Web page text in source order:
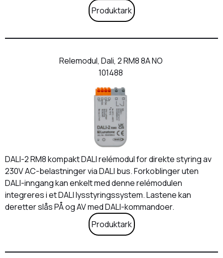
Produktark
Relemodul, Dali, 2 RM8 8A NO
101488
DALI-2 RM8 kompakt DALI relémodul for direkte styring av
230V AC-belastninger via DALI bus. Forkoblinger uten
DALI-inngang kan enkelt med denne relémodulen
integreres i et DALI lysstyringssystem. Lastene kan
deretter slås PÅ og AV med DALI-kommandoer.
Produktark